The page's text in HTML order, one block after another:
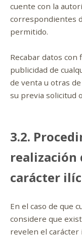
cuente con la
correspondientes
permitido.
Recabar datos
publicidad de
de venta u otras
su previa solicitud
3.2.
realización
carácter
En el caso de que
considere que
revelen el carácter